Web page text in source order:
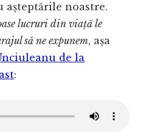
așteptările noastre.
lucruri din viață le
să ne expunem, așa
de la
: